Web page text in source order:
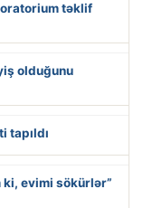
təklif
olduğunu
tapıldı
ki, evimi sökürlər”